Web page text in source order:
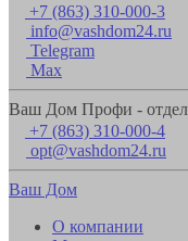
+7 (863) 310-000-3
info@vashdom24.ru
Telegram
Max
Ваш Дом Профи -
+7 (863) 310-000-4
opt@vashdom24.ru
Ваш Дом
О компании